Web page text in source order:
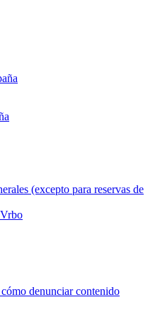
(excepto para reservas de
denunciar contenido